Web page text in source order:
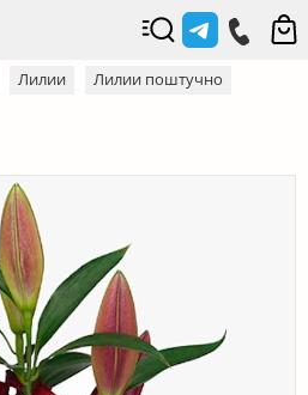
Лилии
Лилии поштучно